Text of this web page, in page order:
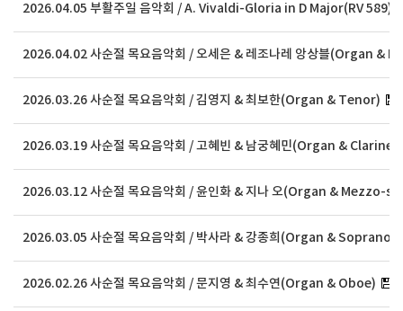
2026.04.05 부활주일 음악회 / A. Vivaldi-Gloria in D Major(RV 589)
2026.04.02 사순절 목요음악회 / 오세은 & 레조나레 앙상블(Organ &
2026.03.26 사순절 목요음악회 / 김영지 & 최보한(Organ & Tenor)
2026.03.19 사순절 목요음악회 / 고혜빈 & 남궁혜민(Organ & Clarinet)
2026.03.12 사순절 목요음악회 / 윤인화 & 지나 오(Organ & Mezzo-
2026.03.05 사순절 목요음악회 / 박사라 & 강종희(Organ & Soprano)
2026.02.26 사순절 목요음악회 / 문지영 & 최수연(Organ & Oboe)